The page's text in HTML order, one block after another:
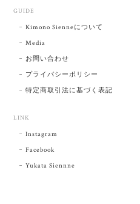
GUIDE
Kimono Sienneについて
Media
お問い合わせ
プライバシーポリシー
特定商取引法に基づく表記
LINK
Instagram
Facebook
Yukata Siennne